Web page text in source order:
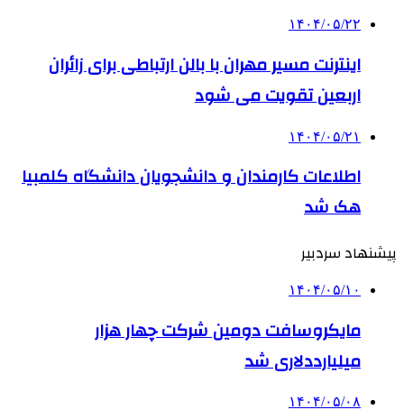
۱۴۰۴/۰۵/۲۲
اینترنت مسیر مهران با بالن ارتباطی برای زائران
اربعین تقویت می شود
۱۴۰۴/۰۵/۲۱
اطلاعات کارمندان و دانشجویان دانشگاه کلمبیا
هک شد
پیشنهاد سردبیر
۱۴۰۴/۰۵/۱۰
مایکروسافت دومین شرکت چهار هزار
میلیارددلاری شد
۱۴۰۴/۰۵/۰۸